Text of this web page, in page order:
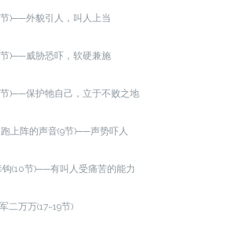
外貌引人，叫人上当
威胁恐吓，软硬兼施
保护牠自己，立于不败之地
阵的声音(9节)──声势吓人
节)──有叫人受痛苦的能力
二万万(17~19节)